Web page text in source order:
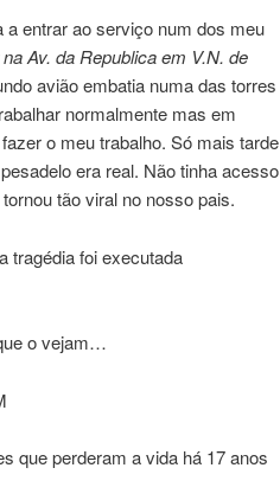
entrar ao serviço num dos meu
Av. da Republica em V.N. de
avião embatia numa das torres
normalmente mas em
o meu trabalho. Só mais tarde
era real. Não tinha acesso
tão viral no nosso pais.
tragédia foi executada
o vejam…
que perderam a vida há 17 anos